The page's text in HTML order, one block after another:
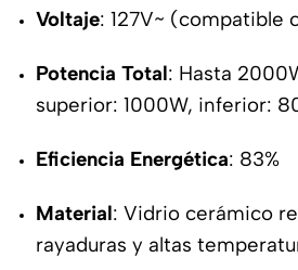
Voltaje: 127V~ (compatible
Potencia Total: Hasta
superior: 1000W, inferior:
Eficiencia Energética: 83%
Material: Vidrio cerámico
rayaduras y altas